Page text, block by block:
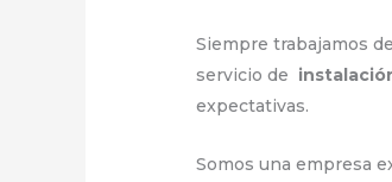
Siempre trabajamos
servicio de
expectativas.
Somos una empresa